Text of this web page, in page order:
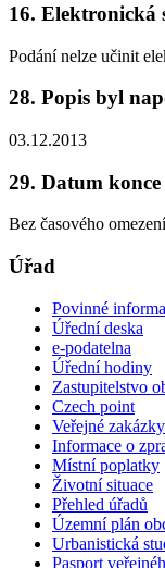
16. Elektronická
Podání nelze učinit
28. Popis byl
03.12.2013
29. Datum
Bez časového
Úřad
Povinné
Úřední deska
e-podatelna
Úřední hodiny
Zastupitelstvo
Czech point
Veřejné zakázky
Informace o
Místní poplatky
Životní situace
Přehled úřadů
Územní plán
Urbanistická
Pasport